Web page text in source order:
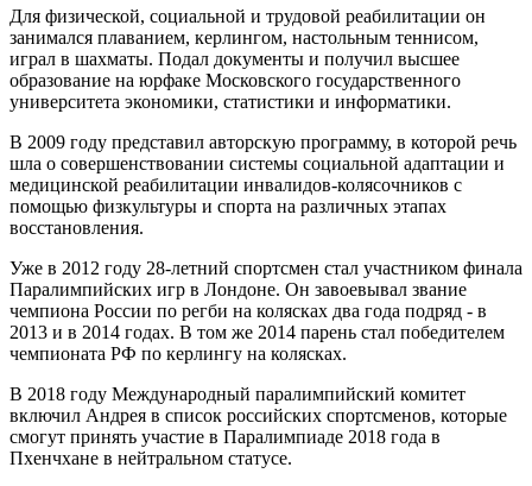
Для физической, социальной и трудовой реабилитации он
занимался плаванием, керлингом, настольным теннисом,
играл в шахматы. Подал документы и получил высшее
образование на юрфаке Московского государственного
университета экономики, статистики и информатики.
В 2009 году представил авторскую программу, в которой речь
шла о совершенствовании системы социальной адаптации и
медицинской реабилитации инвалидов-колясочников с
помощью физкультуры и спорта на различных этапах
восстановления.
Уже в 2012 году 28-летний спортсмен стал участником финала
Паралимпийских игр в Лондоне. Он завоевывал звание
чемпиона России по регби на колясках два года подряд - в
2013 и в 2014 годах. В том же 2014 парень стал победителем
чемпионата РФ по керлингу на колясках.
В 2018 году Международный паралимпийский комитет
включил Андрея в список российских спортсменов, которые
смогут принять участие в Паралимпиаде 2018 года в
Пхенчхане в нейтральном статусе.